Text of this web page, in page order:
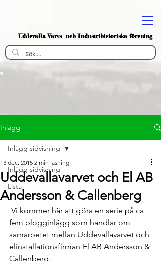
Uddevalla Varvs- och Industrihistoriska förening
Inlägg
Inlägg sidvisning
Lista
Inlägg sidvisning
Uddevallavarvet och El AB
Andersson & Callenberg
13 dec. 2015 2 min läsning
fem blogginlägg som handlar om
samarbetet mellan Uddevallavarvet och
elinstallationsfirman El AB Andersson &
Callenberg.